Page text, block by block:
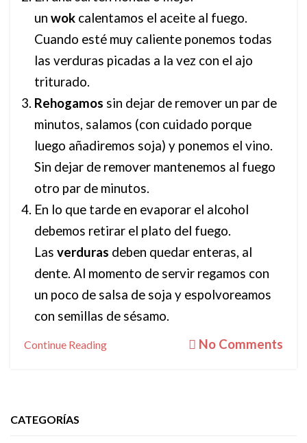
un wok calentamos el aceite al fuego.
Cuando esté muy caliente ponemos todas
las verduras picadas a la vez con el ajo
triturado.
Rehogamos sin dejar de remover un par de
minutos, salamos (con cuidado porque
luego añadiremos soja) y ponemos el vino.
Sin dejar de remover mantenemos al fuego
otro par de minutos.
En lo que tarde en evaporar el alcohol
debemos retirar el plato del fuego.
Las verduras deben quedar enteras, al
dente. Al momento de servir regamos con
un poco de salsa de soja y espolvoreamos
con semillas de sésamo.
Continue Reading No Comments
CATEGORÍAS